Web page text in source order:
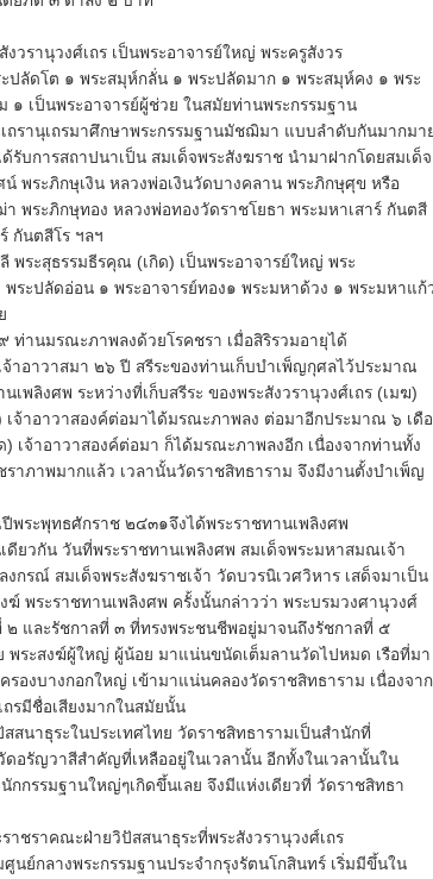
วรานุวงศ์เถร เป็นพระอาจารย์ใหญ่ พระครูสังวร
ปลัดโต ๑ พระสมุห์กลั่น ๑ พระปลัดมาก ๑ พระสมุห์คง ๑ พระ
๑ เป็นพระอาจารย์ผู้ช่วย ในสมัยท่านพระกรรมฐาน
เถรานุเถรมาศึกษาพระกรรมฐานมัชฌิมา แบบลำดับกันมากมา
รับการสถาปนาเป็น สมเด็จพระสังฆราช นำมาฝากโดยสมเด็จ
พระภิกษุเงิน หลวงพ่อเงินวัดบางคลาน พระภิกษุศุข หรือ
พระภิกษุทอง หลวงพ่อทองวัดราชโยธา พระมหาเสาร์ กันตสี
กันตสีโร ฯลฯ
พระสุธรรมธีรคุณ (เกิด) เป็นพระอาจารย์ใหญ่ พระ
พระปลัดอ่อน ๑ พระอาจารย์ทอง๑ พระมหาด้วง ๑ พระมหาแก้
ท่านมรณะภาพลงด้วยโรคชรา เมื่อสิริรวมอายุได้
าอาวาสมา ๒๖ ปี สรีระของท่านเก็บบำเพ็ญกุศลไว้ประมาณ
เพลิงศพ ระหว่างที่เก็บสรีระ ของพระสังวรานุวงศ์เถร (เมฆ)
เจ้าอาวาสองค์ต่อมาได้มรณะภาพลง ต่อมาอีกประมาณ ๖ เดื
) เจ้าอาวาสองค์ต่อมา ก็ได้มรณะภาพลงอีก เนื่องจากท่านทั้ง
ราภาพมากแล้ว เวลานั้นวัดราชสิทธาราม จึงมีงานตั้งบำเพ็ญ
พระพุทธศักราช ๒๔๓๑จึงได้พระราชทานเพลิงศพ
ดียวกัน วันที่พระราชทานเพลิงศพ สมเด็จพระมหาสมณเจ้า
งกรณ์ สมเด็จพระสังฆราชเจ้า วัดบวรนิเวศวิหาร เสด็จมาเป็น
ฆ์ พระราชทานเพลิงศพ ครั้งนั้นกล่าวว่า พระบรมวงศานุวงศ์
๒ และรัชกาลที่ ๓ ที่ทรงพระชนชีพอยู่มาจนถึงรัชกาลที่ ๕
พระสงฆ์ผู้ใหญ่ ผู้น้อย มาแน่นขนัดเต็มลานวัดไปหมด เรือที่มา
รองบางกอกใหญ่ เข้ามาแน่นคลองวัดราชสิทธาราม เนื่องจาก
รมีชื่อเสียงมากในสมัยนั้น
สนาธุระในประเทศไทย วัดราชสิทธารามเป็นสำนักที่
ดอรัญวาสีสำคัญที่เหลืออยู่ในเวลานั้น อีกทั้งในเวลานั้นใน
กกรรมฐานใหญ่ๆเกิดขึ้นเลย จึงมีแห่งเดียวที่ วัดราชสิทธา
ชราคณะฝ่ายวิปัสสนาธุระที่พระสังวรานุวงศ์เถร
นย์กลางพระกรรมฐานประจำกรุงรัตนโกสินทร์ เริ่มมีขึ้นใน